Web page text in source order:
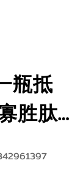
瓶抵
胜肽
好幫